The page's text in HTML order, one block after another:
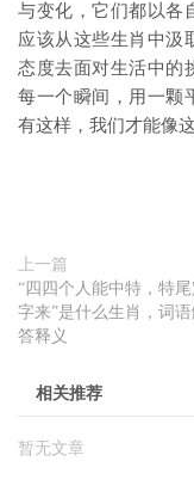
与变化，它们都以各
应该从这些生肖中汲
态度去面对生活中的
每一个瞬间，用一颗
有这样，我们才能像
上一篇
“四四个人能中特，特
字来”是什么生肖，词
答释义
相关推荐
暂无文章